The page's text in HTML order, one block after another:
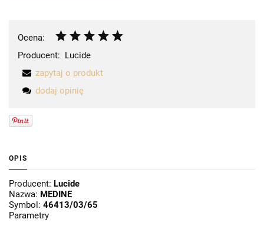
Ocena:
Producent: Lucide
zapytaj o produkt
dodaj opinię
OPIS
Producent: Lucide
Nazwa: MEDINE
Symbol: 46413/03/65
Parametry